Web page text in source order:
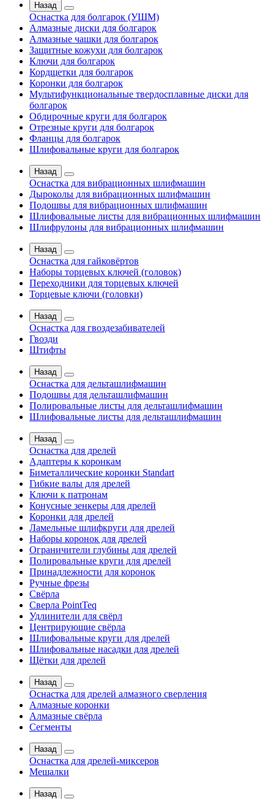
Назад
Оснастка для болгарок (УШМ)
Алмазные диски для болгарок
Алмазные чашки для болгарок
Защитные кожухи для болгарок
Ключи для болгарок
Кордщетки для болгарок
Коронки для болгарок
Мультифункциональные твердосплавные диски для
болгарок
Обдирочные круги для болгарок
Отрезные круги для болгарок
Фланцы для болгарок
Шлифовальные круги для болгарок
Назад
Оснастка для вибрационных шлифмашин
Дыроколы для вибрационных шлифмашин
Подошвы для вибрационных шлифмашин
Шлифовальные листы для вибрационных шлифмашин
Шлифрулоны для вибрационных шлифмашин
Назад
Оснастка для гайковёртов
Наборы торцевых ключей (головок)
Переходники для торцевых ключей
Торцевые ключи (головки)
Назад
Оснастка для гвоздезабивателей
Гвозди
Штифты
Назад
Оснастка для дельташлифмашин
Подошвы для дельташлифмашин
Полировальные листы для дельташлифмашин
Шлифовальные листы для дельташлифмашин
Назад
Оснастка для дрелей
Адаптеры к коронкам
Биметаллические коронки Standart
Гибкие валы для дрелей
Ключи к патронам
Конусные зенкеры для дрелей
Коронки для дрелей
Ламельные шлифкруги для дрелей
Наборы коронок для дрелей
Ограничители глубины для дрелей
Полировальные круги для дрелей
Принадлежности для коронок
Ручные фрезы
Свёрла
Сверла PointTeq
Удлинители для свёрл
Центрирующие свёрла
Шлифовальные круги для дрелей
Шлифовальные насадки для дрелей
Щётки для дрелей
Назад
Оснастка для дрелей алмазного сверления
Алмазные коронки
Алмазные свёрла
Сегменты
Назад
Оснастка для дрелей-миксеров
Мешалки
Назад